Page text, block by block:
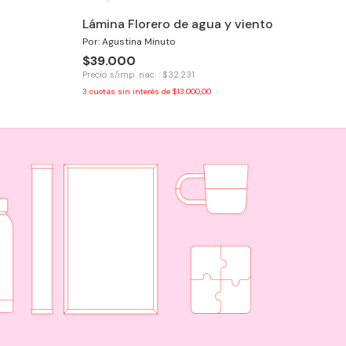
Lámina Florero de agua y viento
Por: Agustina Minuto
$39.000
Precio s/imp. nac. : $32.231
3 cuotas sin interés de$13.000,00